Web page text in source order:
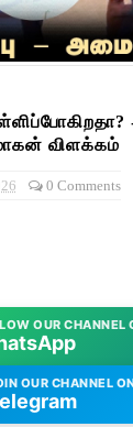
விளக்கம்
0 Comments
OUR CHANNEL
OUR CHANNEL